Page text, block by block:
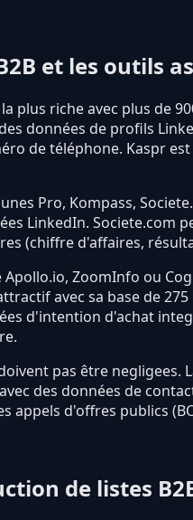
et les outils
plus riche avec plus de
données de profils
de téléphone. Kaspr
Pro, Kompass,
LinkedIn.
(chiffre d'affaires,
Apollo.io, ZoomInfo ou
avec sa base de
d'intention d'achat
pas être negligees.
des données de
appels d'offres publics
de listes